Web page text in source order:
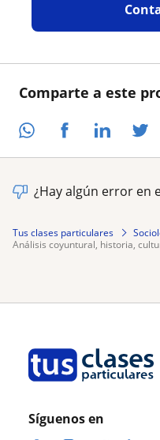
Comparte a este
¿Hay algún error en
Tus clases particulares
análisis coyuntural, historia,
Síguenos en